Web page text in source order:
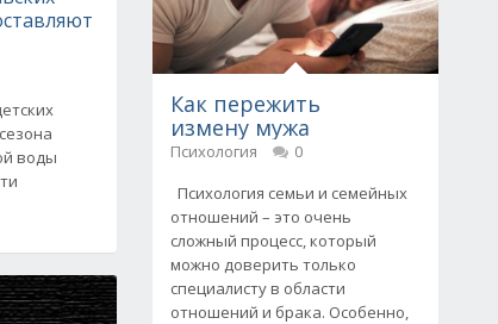
воды
Как пережить
измену мужа
Психология
0
Психология семьи и семейных
отношений – это очень
сложный процесс, который
можно доверить только
специалисту в области
отношений и брака. Особенно,